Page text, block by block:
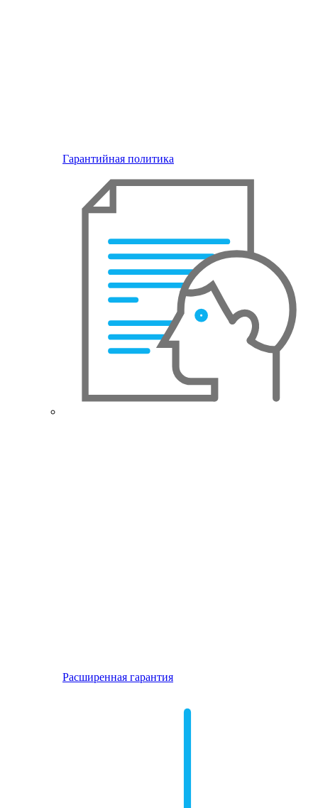
Гарантийная политика
Расширенная гарантия